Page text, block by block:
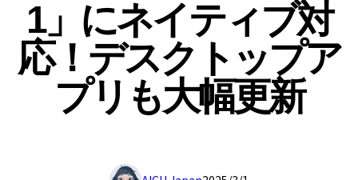
1」にネイティブ対
応！デスクトップア
プリも大幅更新